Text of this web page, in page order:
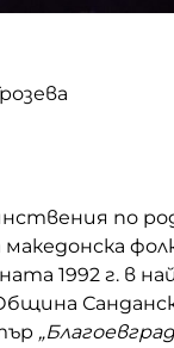
по
1992 г. в